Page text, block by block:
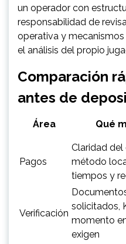
un operador con
responsabilidad de
operativa y
el análisis del propio
Comparación
antes de
Área Qué
Pagos
Claridad del
método
tiempos y
Verificación
solicitados,
momento
exigen